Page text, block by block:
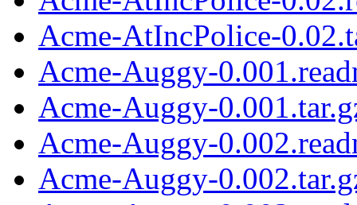
Acme-AtIncPolice-
Acme-Auggy-
Acme-Auggy-
Acme-Auggy-
Acme-Auggy-